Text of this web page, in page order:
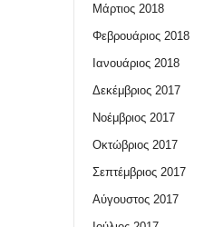
Μάρτιος 2018
Φεβρουάριος 2018
Ιανουάριος 2018
Δεκέμβριος 2017
Νοέμβριος 2017
Οκτώβριος 2017
Σεπτέμβριος 2017
Αύγουστος 2017